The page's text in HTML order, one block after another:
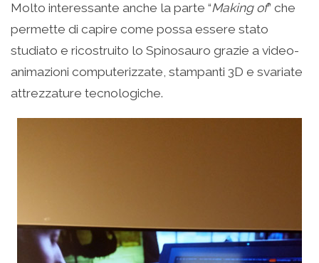
Molto interessante anche la parte “Making of” che
permette di capire come possa essere stato
studiato e ricostruito lo Spinosauro grazie a video-
animazioni computerizzate, stampanti 3D e svariate
attrezzature tecnologiche.